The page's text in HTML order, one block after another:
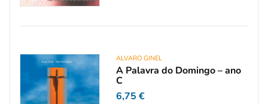
ALVARO GINEL
A Palavra do Domingo – ano
C
6,75 €